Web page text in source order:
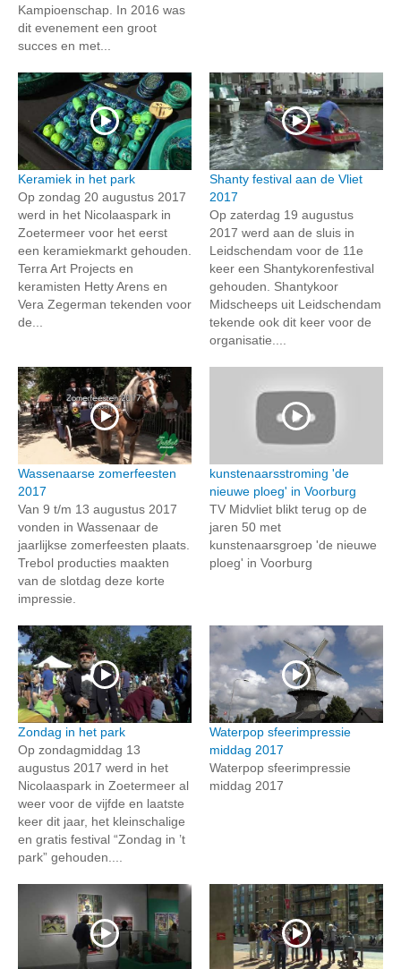
Kampioenschap. In 2016 was
dit evenement een groot
succes en met...
Keramiek in het park
Op zondag 20 augustus 2017
werd in het Nicolaaspark in
Zoetermeer voor het eerst
een keramiekmarkt gehouden.
Terra Art Projects en
keramisten Hetty Arens en
Vera Zegerman tekenden voor
de...
Shanty festival aan de Vliet
2017
Op zaterdag 19 augustus
2017 werd aan de sluis in
Leidschendam voor de 11e
keer een Shantykorenfestival
gehouden. Shantykoor
Midscheeps uit Leidschendam
tekende ook dit keer voor de
organisatie....
Wassenaarse zomerfeesten
2017
Van 9 t/m 13 augustus 2017
vonden in Wassenaar de
jaarlijkse zomerfeesten plaats.
Trebol producties maakten
van de slotdag deze korte
impressie.
kunstenaarsstroming 'de
nieuwe ploeg' in Voorburg
TV Midvliet blikt terug op de
jaren 50 met
kunstenaarsgroep 'de nieuwe
ploeg' in Voorburg
Zondag in het park
Op zondagmiddag 13
augustus 2017 werd in het
Nicolaaspark in Zoetermeer al
weer voor de vijfde en laatste
keer dit jaar, het kleinschalige
en gratis festival “Zondag in ’t
park” gehouden....
Waterpop sfeerimpressie
middag 2017
Waterpop sfeerimpressie
middag 2017